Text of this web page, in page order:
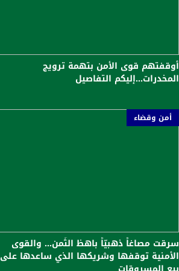
أوقفتهم قوى الأمن بتهمة ترويج
المخدرات...إليكم التفاصيل
أمن وقضاء
سرقت مصاغاً ذهبيّاً باهظ الثّمن... والقوى
الأمنية توقفها وشريكها الذي ساعدها على